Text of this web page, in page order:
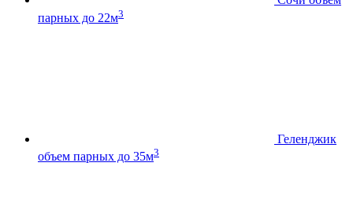
парных до 22м3
Геленджик
объем парных до 35м3